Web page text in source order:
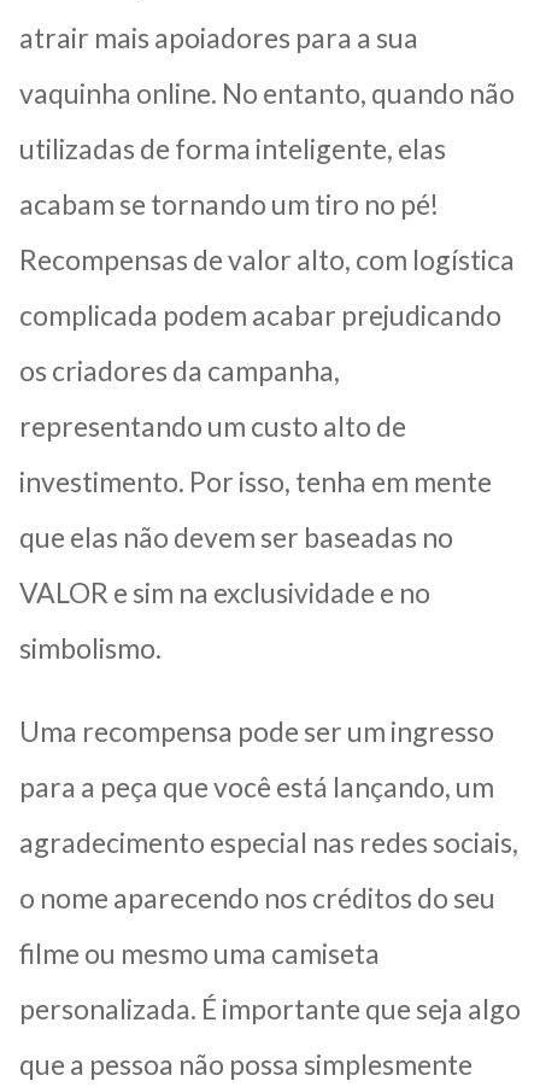
atrair mais apoiadores para a sua
vaquinha online. No entanto, quando não
utilizadas de forma inteligente, elas
acabam se tornando um tiro no pé!
Recompensas de valor alto, com logística
complicada podem acabar prejudicando
os criadores da campanha,
representando um custo alto de
investimento. Por isso, tenha em mente
que elas não devem ser baseadas no
VALOR e sim na exclusividade e no
simbolismo.
Uma recompensa pode ser um ingresso
para a peça que você está lançando, um
agradecimento especial nas redes sociais,
o nome aparecendo nos créditos do seu
filme ou mesmo uma camiseta
personalizada. É importante que seja algo
que a pessoa não possa simplesmente